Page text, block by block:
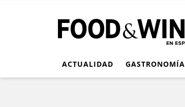
ACTUALIDAD GASTRONOMÍA